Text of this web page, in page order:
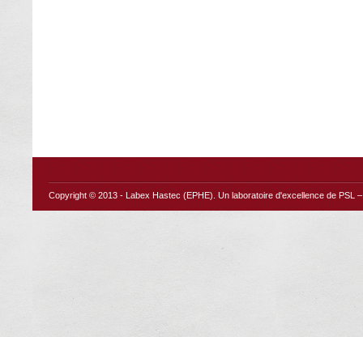
Copyright © 2013 - Labex Hastec (EPHE) . Un laboratoire d'excellence de